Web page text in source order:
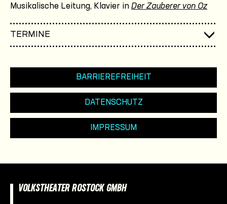
Musikalische Leitung, Klavier in Der Zauberer von Oz
TERMINE
BARRIEREFREIHEIT
DATENSCHUTZ
IMPRESSUM
VOLKSTHEATER ROSTOCK GMBH